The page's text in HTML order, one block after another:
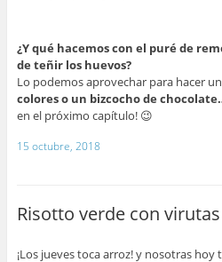
¿Y qué hacemos con el puré de
de teñir los huevos?
Lo podemos aprovechar para hacer un
colores o un bizcocho de
en el próximo capítulo! 😉
15 octubre, 2018
Risotto verde con
¡Los jueves toca arroz! y nosotras